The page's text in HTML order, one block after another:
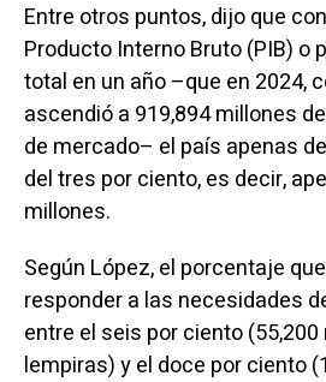
Entre otros puntos, dijo que
Producto Interno Bruto (PIB) o
total en un año –que en 2024,
ascendió a 919,894 millones
de mercado– el país apenas
del tres por ciento, es decir,
millones.
Según López, el porcentaje
responder a las necesidades
entre el seis por ciento
lempiras) y el doce por ciento